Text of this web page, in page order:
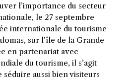
l’importance du secteur
le 27 septembre
internationale du tourisme
sur l’île de la Grande
en partenariat avec
du tourisme, il s’agit
séduire aussi bien visiteurs